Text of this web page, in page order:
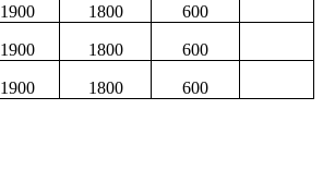
1900 1800 600
1900 1800 600
1900 1800 600